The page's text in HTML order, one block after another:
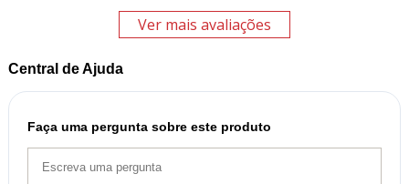
Ver mais avaliações
Central de Ajuda
Faça uma pergunta sobre este produto